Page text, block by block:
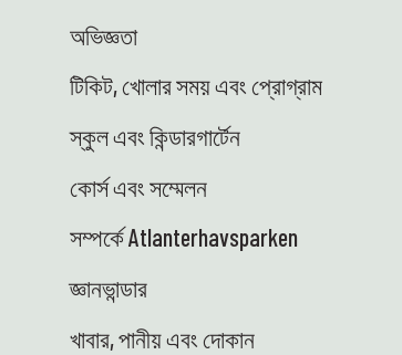
অভিজ্ঞতা
টিকিট, খোলার সময় এবং প্রোগ্রাম
স্কুল এবং কিন্ডারগার্টেন
কোর্স এবং সম্মেলন
সম্পর্কে Atlanterhavsparken
জ্ঞানভান্ডার
খাবার, পানীয় এবং দোকান